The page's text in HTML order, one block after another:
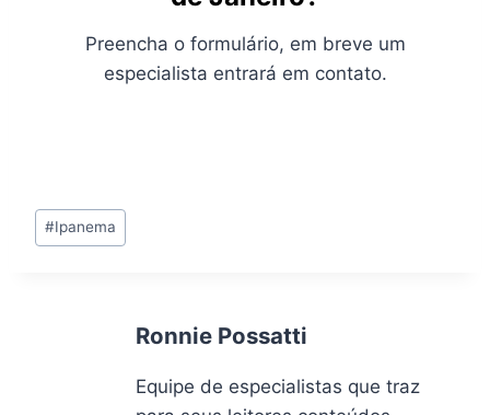
Preencha o formulário, em breve um
especialista entrará em contato.
Tags
do
#Ipanema
Ronnie Possatti
Equipe de especialistas que traz